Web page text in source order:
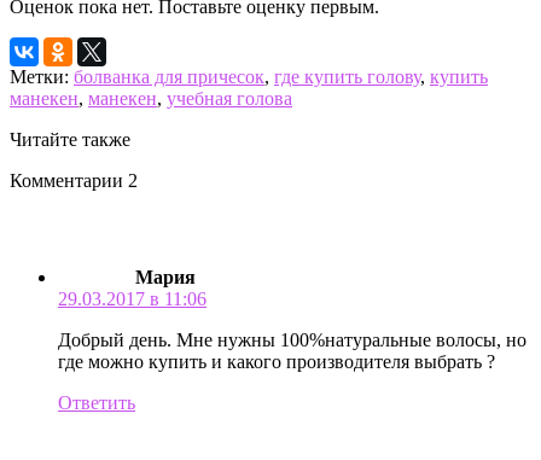
Оценок пока нет. Поставьте оценку первым.
Метки: болванка для причесок, где купить голову, купить
манекен, манекен, учебная голова
Читайте также
Комментарии 2
Мария
29.03.2017 в 11:06
Добрый день. Мне нужны 100%натуральные волосы, но
где можно купить и какого производителя выбрать ?
Ответить